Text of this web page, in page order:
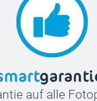
auf alle